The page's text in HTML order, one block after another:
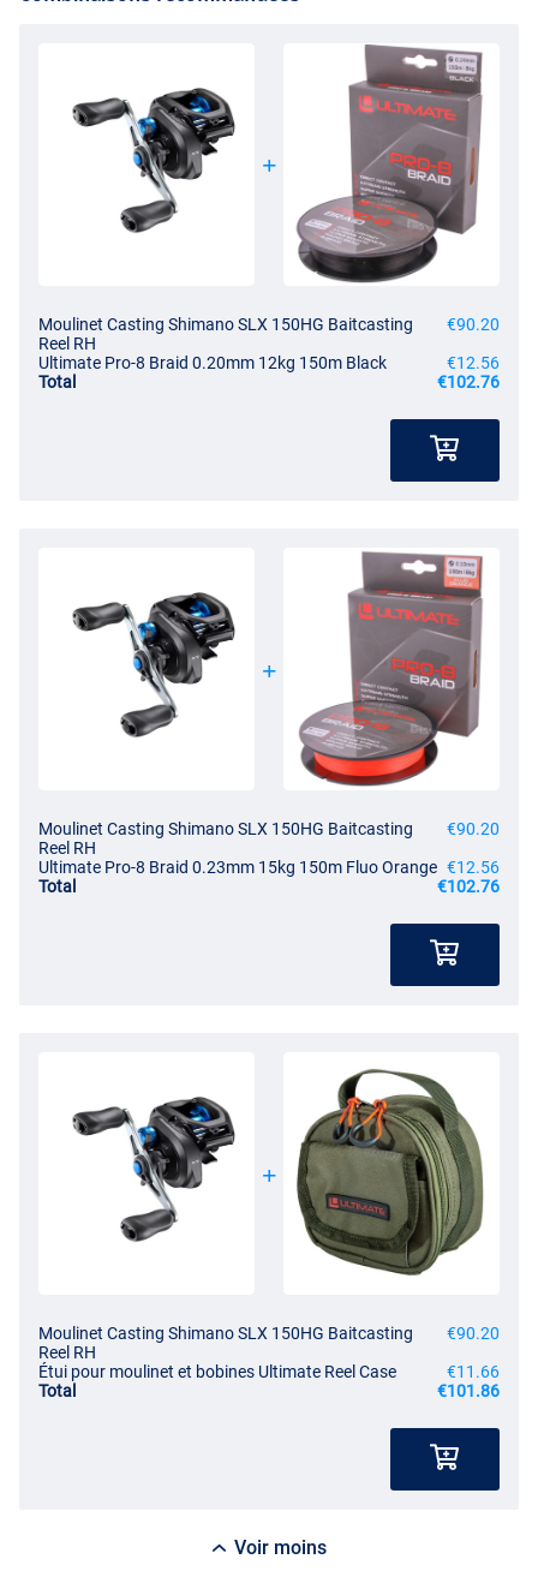
Moulinet Casting Shimano SLX 150HG Baitcasting
Reel RH
€90.20
Ultimate Pro-8 Braid 0.20mm 12kg 150m Black
€12.56
Total
€102.76
Moulinet Casting Shimano SLX 150HG Baitcasting
Reel RH
€90.20
Ultimate Pro-8 Braid 0.23mm 15kg 150m Fluo Orange €12.56
Total
€102.76
Moulinet Casting Shimano SLX 150HG Baitcasting
Reel RH
€90.20
Étui pour moulinet et bobines Ultimate Reel Case
€11.66
Total
€101.86
Voir moins